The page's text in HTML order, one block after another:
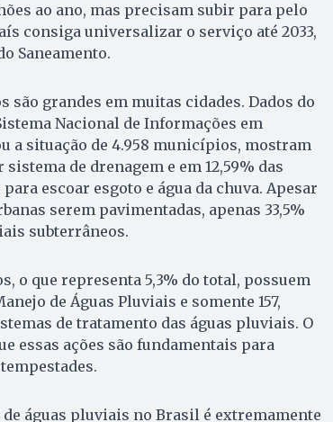
ao ano, mas precisam subir para pelo
consiga universalizar o serviço até 2033,
Saneamento.
são grandes em muitas cidades. Dados do
Nacional de Informações em
a situação de 4.958 municípios, mostram
de drenagem e em 12,59% das
escoar esgoto e água da chuva. Apesar
serem pavimentadas, apenas 33,5%
subterrâneos.
o que representa 5,3% do total, possuem
de Águas Pluviais e somente 157,
de tratamento das águas pluviais. O
essas ações são fundamentais para
águas pluviais no Brasil é extremamente